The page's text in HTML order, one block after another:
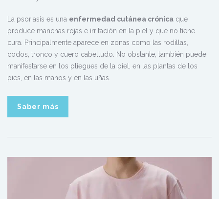
La psoriasis es una enfermedad cutánea crónica que
produce manchas rojas e irritación en la piel y que no tiene
cura. Principalmente aparece en zonas como las rodillas,
codos, tronco y cuero cabelludo. No obstante, también puede
manifestarse en los pliegues de la piel, en las plantas de los
pies, en las manos y en las uñas.
Saber más